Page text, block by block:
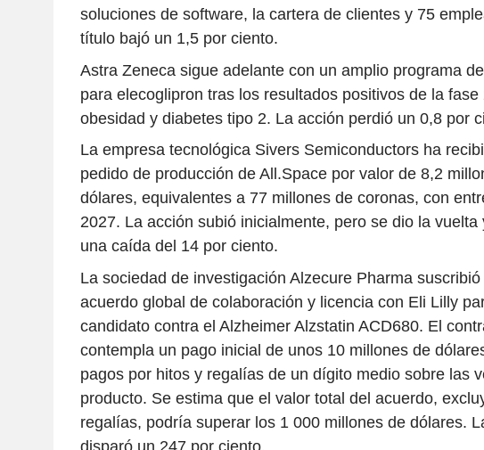
soluciones de software, la cartera de clientes y 75
título bajó un 1,5 por ciento.
Astra Zeneca sigue adelante con un amplio programa
para elecoglipron tras los resultados positivos de la fase
obesidad y diabetes tipo 2. La acción perdió un 0,8 por
La empresa tecnológica Sivers Semiconductors ha
pedido de producción de All.Space por valor de 8,2
dólares, equivalentes a 77 millones de coronas, con
2027. La acción subió inicialmente, pero se dio la vuelta
una caída del 14 por ciento.
La sociedad de investigación Alzecure Pharma suscribió
acuerdo global de colaboración y licencia con Eli Lilly
candidato contra el Alzheimer Alzstatin ACD680. El
contempla un pago inicial de unos 10 millones de
pagos por hitos y regalías de un dígito medio sobre las
producto. Se estima que el valor total del acuerdo,
regalías, podría superar los 1 000 millones de dólares.
disparó un 247 por ciento.